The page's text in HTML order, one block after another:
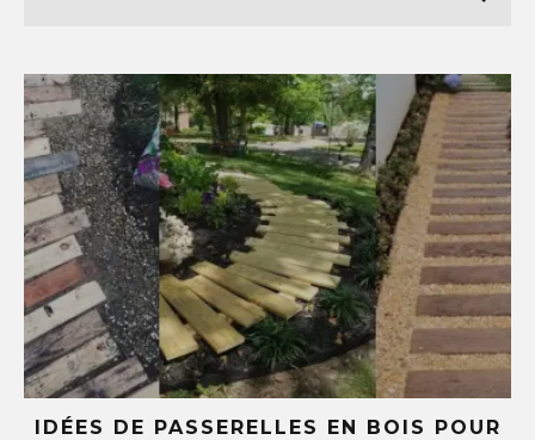
IDÉES DE PASSERELLES EN BOIS POUR